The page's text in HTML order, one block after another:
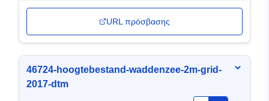
URL πρόσβασης
46724-hoogtebestand-waddenzee-2m-grid-
2017-dtm